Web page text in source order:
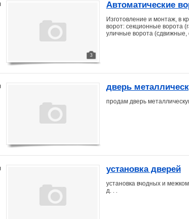
3
Автоматические
Изготовление и монтаж, в
ворот: секционные ворота
уличные ворота
дверь
продам дверь
установка дверей
установка вчодных и
д. . .